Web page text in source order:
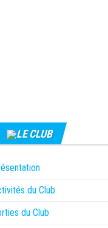
LE CLUB
du Club
du Club